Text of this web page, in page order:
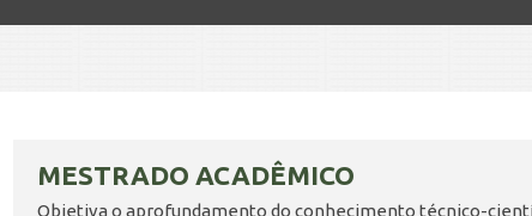
MESTRADO ACADÊMICO
Objetiva o aprofundamento do conhecimento técnico-